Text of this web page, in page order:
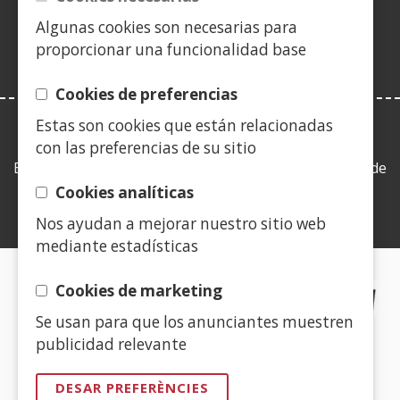
Algunas cookies son necesarias para
proporcionar una funcionalidad base
Cookies de preferencias
Estas son cookies que están relacionadas
con las preferencias de su sitio
Cookies analíticas
Nos ayudan a mejorar nuestro sitio web
mediante estadísticas
Cookies de marketing
Se usan para que los anunciantes muestren
publicidad relevante
DESAR PREFERÈNCIES
nova)
LEY DE TRANSPARENCIA
Esta web se ajusta a lo establecido en la Ley 19/2013, de
9 de diciembre, de transparencia, acceso a la
CERTIFICADOS DE CALIDAD